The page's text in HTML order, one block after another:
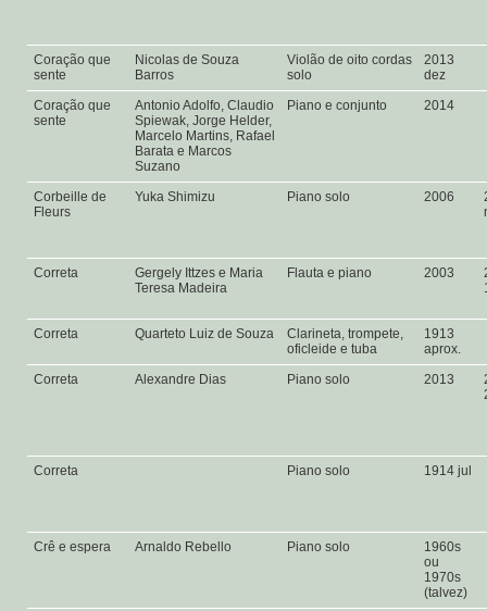
Coração que
sente
Nicolas de Souza
Barros
Violão de oito cordas
solo
2013
dez
Coração que
sente
Antonio Adolfo, Claudio
Spiewak, Jorge Helder,
Marcelo Martins, Rafael
Barata e Marcos
Suzano
Piano e conjunto 2014
Corbeille de
Fleurs
Yuka Shimizu Piano solo 2006
Correta
Gergely Ittzes e Maria
Teresa Madeira
Flauta e piano 2003
Correta Quarteto Luiz de Souza
Clarineta, trompete,
oficleide e tuba
1913
aprox.
Correta
Alexandre Dias Piano solo 2013
Correta Piano solo 1914 jul
Crê e espera Arnaldo Rebello Piano solo
1960s
ou
1970s
(talvez)